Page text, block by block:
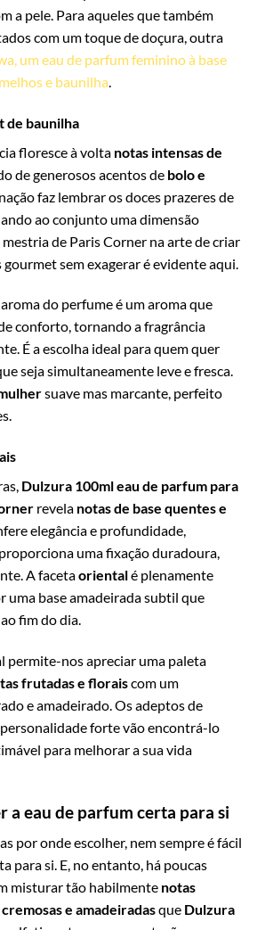
a pele. Para aqueles que também
com um toque de doçura, outra
um eau de parfum feminino à base
e baunilha
de baunilha
floresce à volta notas intensas de
de generosos acentos de bolo e
faz lembrar os doces prazeres de
ao conjunto uma dimensão
de Paris Corner na arte de criar
sem exagerar é evidente aqui.
do perfume é um aroma que
conforto, tornando a fragrância
É a escolha ideal para quem quer
seja simultaneamente leve e fresca.
suave mas marcante, perfeito
Dulzura 100ml eau de parfum para
revela notas de base quentes e
elegância e profundidade,
uma fixação duradoura,
A facetaorientalé plenamente
uma base amadeirada subtil que
fim do dia.
permite-nos apreciar uma paleta
frutadas e floraiscom um
e amadeirado. Os adeptos de
forte vão encontrá-lo
para melhorar a sua vida
a eau de parfum certa para si
por onde escolher, nem sempre é fácil
para si. E, no entanto, há poucas
misturar tão habilmente notas
e amadeiradasque Dulzura